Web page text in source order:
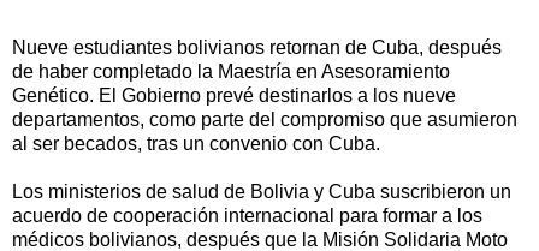
Nueve estudiantes bolivianos retornan de Cuba, después
de haber completado la Maestría en Asesoramiento
Genético. El Gobierno prevé destinarlos a los nueve
departamentos, como parte del compromiso que asumieron
al ser becados, tras un convenio con Cuba.
Los ministerios de salud de Bolivia y Cuba suscribieron un
acuerdo de cooperación internacional para formar a los
médicos bolivianos, después que la Misión Solidaria Moto